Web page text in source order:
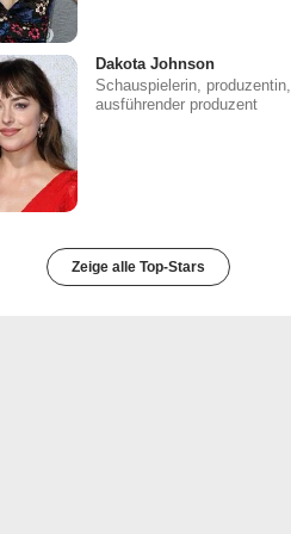
Dakota Johnson
Schauspielerin, produzentin,
ausführender produzent
Zeige alle Top-Stars